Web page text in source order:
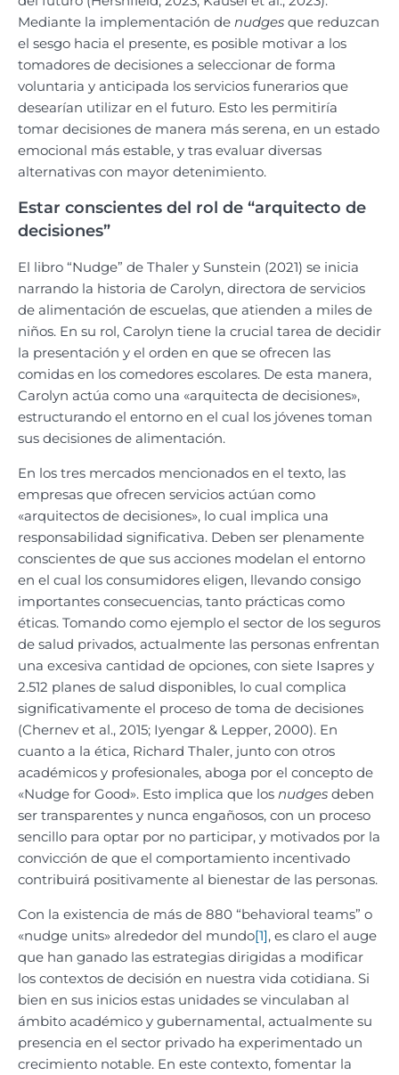
Mediante la implementación de nudges que reduzcan
el sesgo hacia el presente, es posible motivar a los
tomadores de decisiones a seleccionar de forma
voluntaria y anticipada los servicios funerarios que
desearían utilizar en el futuro. Esto les permitiría
tomar decisiones de manera más serena, en un estado
emocional más estable, y tras evaluar diversas
alternativas con mayor detenimiento.
Estar conscientes del rol de “arquitecto de
decisiones”
El libro “Nudge” de Thaler y Sunstein (2021) se inicia
narrando la historia de Carolyn, directora de servicios
de alimentación de escuelas, que atienden a miles de
niños. En su rol, Carolyn tiene la crucial tarea de decidir
la presentación y el orden en que se ofrecen las
comidas en los comedores escolares. De esta manera,
Carolyn actúa como una «arquitecta de decisiones»,
estructurando el entorno en el cual los jóvenes toman
sus decisiones de alimentación.
En los tres mercados mencionados en el texto, las
empresas que ofrecen servicios actúan como
«arquitectos de decisiones», lo cual implica una
responsabilidad significativa. Deben ser plenamente
conscientes de que sus acciones modelan el entorno
en el cual los consumidores eligen, llevando consigo
importantes consecuencias, tanto prácticas como
éticas. Tomando como ejemplo el sector de los seguros
de salud privados, actualmente las personas enfrentan
una excesiva cantidad de opciones, con siete Isapres y
2.512 planes de salud disponibles, lo cual complica
significativamente el proceso de toma de decisiones
(Chernev et al., 2015; Iyengar & Lepper, 2000). En
cuanto a la ética, Richard Thaler, junto con otros
académicos y profesionales, aboga por el concepto de
«Nudge for Good». Esto implica que los nudges deben
ser transparentes y nunca engañosos, con un proceso
sencillo para optar por no participar, y motivados por la
convicción de que el comportamiento incentivado
contribuirá positivamente al bienestar de las personas.
Con la existencia de más de 880 “behavioral teams” o
«nudge units» alrededor del mundo[1], es claro el auge
que han ganado las estrategias dirigidas a modificar
los contextos de decisión en nuestra vida cotidiana. Si
bien en sus inicios estas unidades se vinculaban al
ámbito académico y gubernamental, actualmente su
presencia en el sector privado ha experimentado un
crecimiento notable. En este contexto, fomentar la